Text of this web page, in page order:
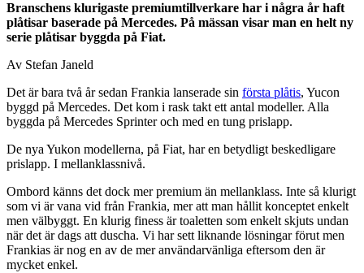
Branschens klurigaste premiumtillverkare har i några år haft
plåtisar baserade på Mercedes. På mässan visar man en helt ny
serie plåtisar byggda på Fiat.
Av Stefan Janeld
Det är bara två år sedan Frankia lanserade sin första plåtis, Yucon
byggd på Mercedes. Det kom i rask takt ett antal modeller. Alla
byggda på Mercedes Sprinter och med en tung prislapp.
De nya Yukon modellerna, på Fiat, har en betydligt beskedligare
prislapp. I mellanklassnivå.
Ombord känns det dock mer premium än mellanklass. Inte så klurigt
som vi är vana vid från Frankia, mer att man hållit konceptet enkelt
men välbyggt. En klurig finess är toaletten som enkelt skjuts undan
när det är dags att duscha. Vi har sett liknande lösningar förut men
Frankias är nog en av de mer användarvänliga eftersom den är
mycket enkel.